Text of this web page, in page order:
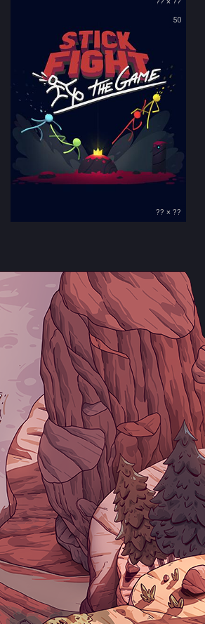
50
?? × ??